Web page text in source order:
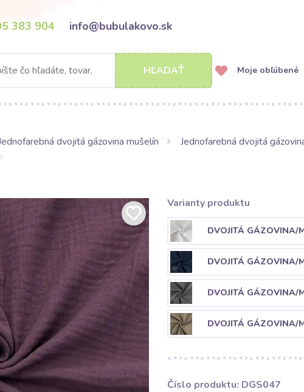
383 904 info@bubulakovo.sk
HĽADAŤ Moje obľúbené
dvojitá gázovina mušelín
Jednofarebná dvojitá
Varianty produktu
DVOJITÁ GÁZOVINA/
DVOJITÁ GÁZOVINA/
DVOJITÁ GÁZOVINA/
DVOJITÁ GÁZOVINA/
Číslo produktu: DGS047